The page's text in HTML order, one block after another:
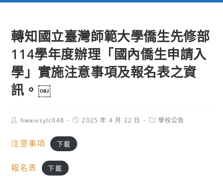
轉知國立臺灣師範大學僑生先修部
114學年度辦理「國內僑生申請入
學」實施注意事項及報名表之資
訊。￼
Posthwaivsylc048
Post2025 年 4 月 22 日
Post學校公告
注意事項 下載
報名表 下載